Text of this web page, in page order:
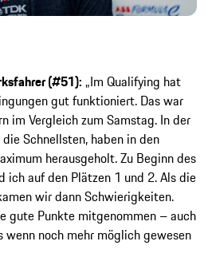
(#51): „Im Qualifying hat
gut funktioniert. Das war
im Vergleich zum Samstag. In der
Schnellsten, haben in den
herausgeholt. Zu Beginn des
ich auf den Plätzen 1 und 2. Als die
wir dann Schwierigkeiten.
gute Punkte mitgenommen – auch
wenn noch mehr möglich gewesen